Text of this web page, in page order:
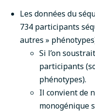
Les données du
734 participants
autres »
Si l’on
participants
phénotypes).
Il convient de
monogénique